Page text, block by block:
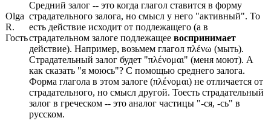
Olga
R.
Гость
Средний залог -- это когда глагол ставится в форму
страдательного залога, но смысл у него "активный". То
есть действие исходит от подлежащего (а в
страдательном залоге подлежащее воспринимает
действие). Например, возьмем глагол πλένω (мыть).
Страдательный залог будет "πλένομαι" (меня моют). А
как сказать "я моюсь"? С помощью среднего залога.
Форма глагола в этом залоге (πλένομαι) не отличается от
страдательного, но смысл другой. Тоесть страдательный
залог в греческом -- это аналог частицы "-ся, -сь" в
русском.